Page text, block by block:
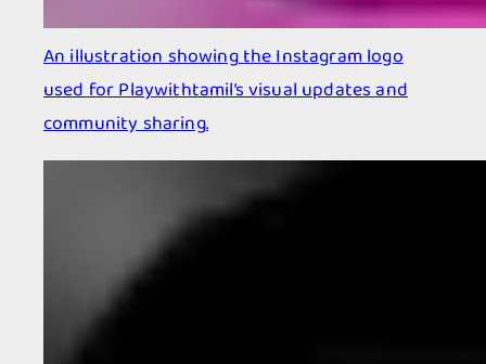
An illustration showing the Instagram logo
used for Playwithtamil’s visual updates and
community sharing.